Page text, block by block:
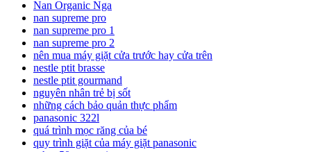
Nan Organic Nga
nan supreme pro
nan supreme pro 1
nan supreme pro 2
nên mua máy giặt cửa trước hay cửa trên
nestle ptit brasse
nestle ptit gourmand
nguyên nhân trẻ bị sốt
những cách bảo quản thực phẩm
panasonic 322l
quá trình mọc răng của bé
quy trình giặt của máy giặt panasonic